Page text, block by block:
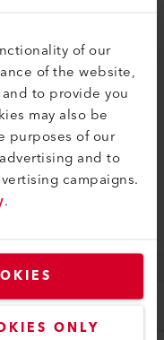
of our
of the website,
to provide you
may also be
purposes of our
and to
campaigns.
.
ONLY
mano